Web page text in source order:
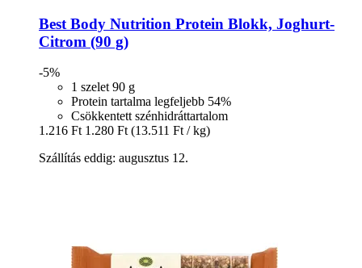
Best Body Nutrition Protein Blokk, Joghurt-​
Citrom (90 g)
-5%
1 szelet 90 g
Protein tartalma legfeljebb 54%
Csökkentett szénhidráttartalom
1.216 Ft 1.280 Ft (13.511 Ft / kg)
Szállítás eddig: augusztus 12.